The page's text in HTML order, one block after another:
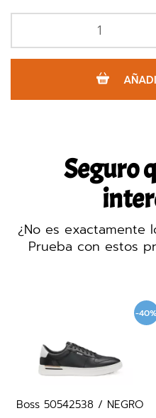
Seguro
¿No es exactamente
Prueba con estos
-40%
Boss 50542538 / NEGRO